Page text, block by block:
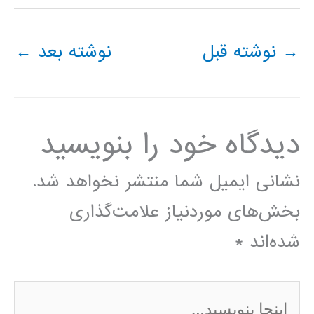
→ نوشته قبل نوشته بعد ←
دیدگاه‌ خود را بنویسید
نشانی ایمیل شما منتشر نخواهد شد.
بخش‌های موردنیاز علامت‌گذاری
شده‌اند *
اینجا